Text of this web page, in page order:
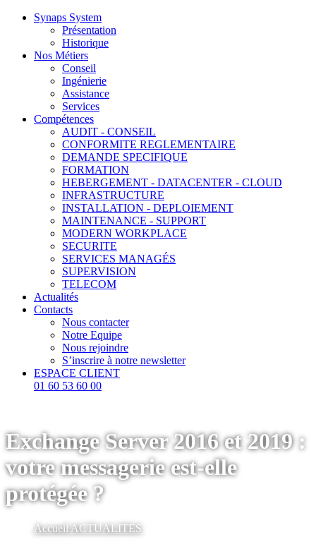
Synaps System
Présentation
Historique
Nos Métiers
Conseil
Ingénierie
Assistance
Services
Compétences
AUDIT - CONSEIL
CONFORMITE REGLEMENTAIRE
DEMANDE SPECIFIQUE
FORMATION
HEBERGEMENT - DATACENTER - CLOUD
INFRASTRUCTURE
INSTALLATION - DEPLOIEMENT
MAINTENANCE - SUPPORT
MODERN WORKPLACE
SECURITE
SERVICES MANAGÉS
SUPERVISION
TELECOM
Actualités
Contacts
Nous contacter
Notre Equipe
Nous rejoindre
S’inscrire à notre newsletter
ESPACE CLIENT
01 60 53 60 00
Exchange Server 2016 et 2019 :
votre messagerie est-elle
protégée ?
AccueilACTUALITES